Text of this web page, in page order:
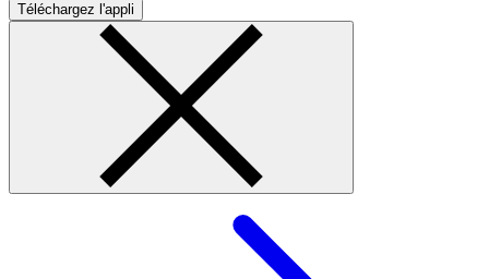
Téléchargez l'appli